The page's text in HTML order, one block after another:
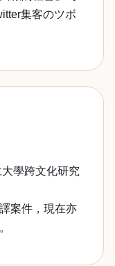
集客のツボ
學跨文化研究
案件，現在亦